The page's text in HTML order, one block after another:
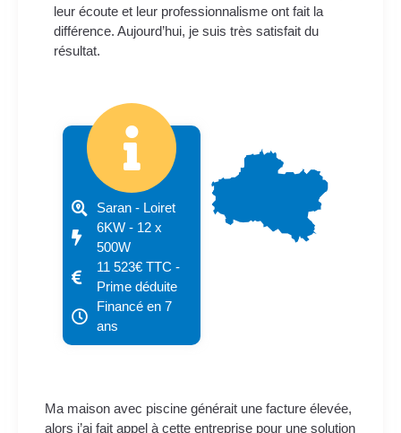
leur écoute et leur professionnalisme ont fait la
différence. Aujourd’hui, je suis très satisfait du
résultat.
Saran - Loiret
6KW - 12 x
500W
11 523€ TTC -
Prime déduite
Financé en 7
ans
Ma maison avec piscine générait une facture élevée,
alors j’ai fait appel à cette entreprise pour une solution